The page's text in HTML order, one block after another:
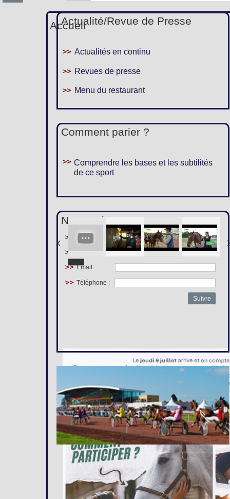
Accueil
Actualité/Revue de Presse
Actualités en continu
Revues de presse
Menu du restaurant
Comment parier ?
Comprendre les bases et les subtilités
de ce sport
Nous suivre :
Prénom :
Nom :
Email :
Téléphone :
Suivre